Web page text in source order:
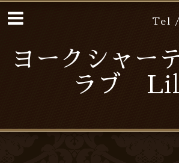
Tel /
ヨークシャー
ラブ